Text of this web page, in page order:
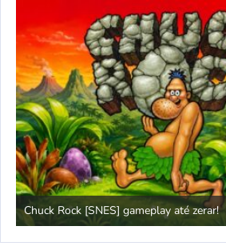
Chuck Rock [SNES] gameplay até zerar!